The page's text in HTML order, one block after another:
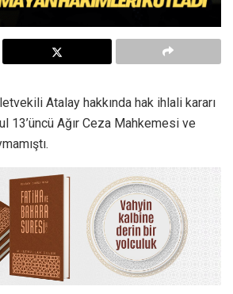
Atalay hakkında hak ihlali kararı
13’üncü Ağır Ceza Mahkemesi ve